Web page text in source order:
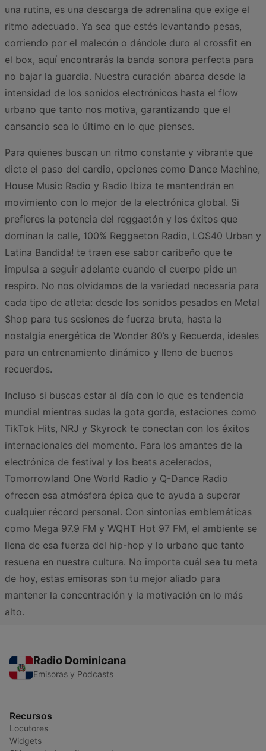
una rutina, es una descarga de adrenalina que exige el
ritmo adecuado. Ya sea que estés levantando pesas,
corriendo por el malecón o dándole duro al crossfit en
el box, aquí encontrarás la banda sonora perfecta para
no bajar la guardia. Nuestra curación abarca desde la
intensidad de los sonidos electrónicos hasta el flow
urbano que tanto nos motiva, garantizando que el
cansancio sea lo último en lo que pienses.
Para quienes buscan un ritmo constante y vibrante que
dicte el paso del cardio, opciones como Dance Machine,
House Music Radio y Radio Ibiza te mantendrán en
movimiento con lo mejor de la electrónica global. Si
prefieres la potencia del reggaetón y los éxitos que
dominan la calle, 100% Reggaeton Radio, LOS40 Urban y
Latina Bandida! te traen ese sabor caribeño que te
impulsa a seguir adelante cuando el cuerpo pide un
respiro. No nos olvidamos de la variedad necesaria para
cada tipo de atleta: desde los sonidos pesados en Metal
Shop para tus sesiones de fuerza bruta, hasta la
nostalgia energética de Wonder 80’s y Recuerda, ideales
para un entrenamiento dinámico y lleno de buenos
recuerdos.
Incluso si buscas estar al día con lo que es tendencia
mundial mientras sudas la gota gorda, estaciones como
TikTok Hits, NRJ y Skyrock te conectan con los éxitos
internacionales del momento. Para los amantes de la
electrónica de festival y los beats acelerados,
Tomorrowland One World Radio y Q-Dance Radio
ofrecen esa atmósfera épica que te ayuda a superar
cualquier récord personal. Con sintonías emblemáticas
como Mega 97.9 FM y WQHT Hot 97 FM, el ambiente se
llena de esa fuerza del hip-hop y lo urbano que tanto
resuena en nuestra cultura. No importa cuál sea tu meta
de hoy, estas emisoras son tu mejor aliado para
mantener la concentración y la motivación en lo más
alto.
Radio Dominicana
Emisoras y Podcasts
Recursos
Locutores
Widgets